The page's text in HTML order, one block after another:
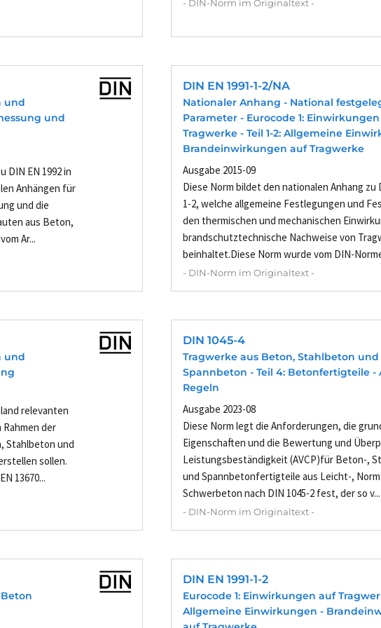
- DIN-Norm im Originaltext -
und
und
DIN EN 1992 in
Anhängen für
und die
aus Beton,
Ar...
DIN EN 1991-1-2/NA
Nationaler Anhang - National
Parameter - Eurocode 1:
Tragwerke - Teil 1-2: Allgemeine
Brandeinwirkungen auf Tragwerke
Ausgabe 2015-09
Diese Norm bildet den nationalen Anhang zu
1-2, welche allgemeine Festlegungen und
den thermischen und mechanischen
brandschutztechnische Nachweise von
beinhaltet.Diese Norm wurde vom DIN-
- DIN-Norm im Originaltext -
und
relevanten
der
Stahlbeton und
sollen.
13670...
DIN 1045-4
Tragwerke aus Beton, Stahlbeton und
Spannbeton - Teil 4: Betonfertigteile -
Regeln
Ausgabe 2023-08
Diese Norm legt die Anforderungen, die
Eigenschaften und die Bewertung und
Leistungsbeständigkeit (AVCP)für Beton-,
und Spannbetonfertigteile aus Leicht-,
Schwerbeton nach DIN 1045-2 fest, der so v...
- DIN-Norm im Originaltext -
DIN EN 1991-1-2
Eurocode 1: Einwirkungen auf
Allgemeine Einwirkungen -